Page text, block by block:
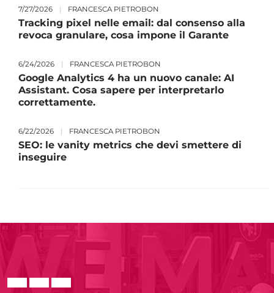
7/27/2026 | FRANCESCA PIETROBON
Tracking pixel nelle email: dal consenso alla
revoca granulare, cosa impone il Garante
6/24/2026 | FRANCESCA PIETROBON
Google Analytics 4 ha un nuovo canale: AI
Assistant. Cosa sapere per interpretarlo
correttamente.
6/22/2026 | FRANCESCA PIETROBON
SEO: le vanity metrics che devi smettere di
inseguire